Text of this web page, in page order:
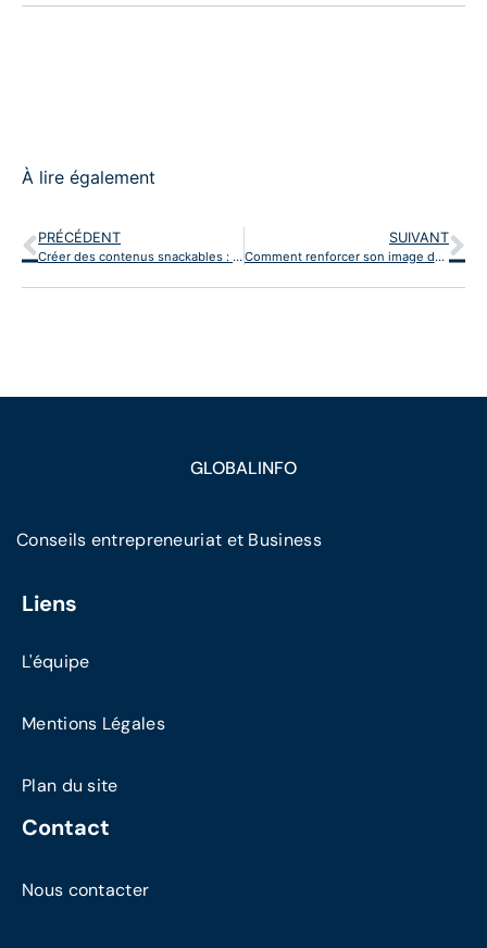
À lire également
PRÉCÉDENT
Créer des contenus snackables : l’art de capter l’attention en moins de 15 secondes
SUIVANT
Comment renforcer son image de marque avec un écusson PVC ?
GLOBALINFO
Conseils entrepreneuriat et Business
Liens
L'équipe
Mentions Légales
Plan du site
Contact
Nous contacter